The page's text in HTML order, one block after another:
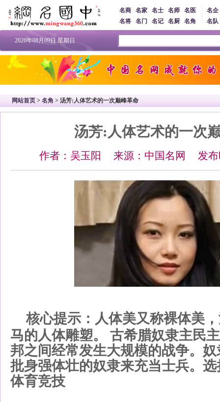
名商 名家 名士 名师
名医
名将
名门 名记 名厨 名角
名企
名队
2026年08月09日 星期日
网站首页 > 名角 > 汤芳:人体艺术的一次巅峰革命
汤芳:人体艺术的一次
作者：吴玉阳 来源：中国名网 发布
核心提示：人体美又称裸体美
马的人体雕塑。 古希腊奴隶主民
邦之间经常发生大规模的战争。
批身强体壮的奴隶来充当士兵。
体育竞技